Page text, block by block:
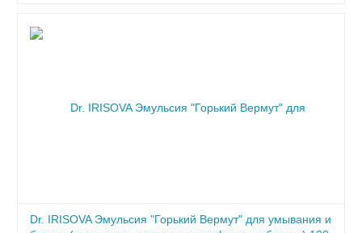
Dr. IRISOVA Эмульсия "Горький Вермут" для умывания и